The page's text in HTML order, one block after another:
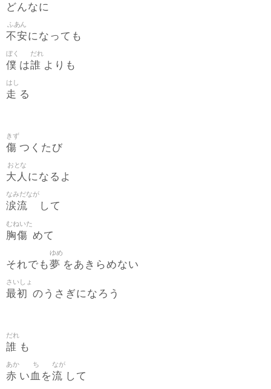
どんなに
不安
ふあん
になっても
僕
ぼく
は誰
だれ
よりも
走
はし
る
傷
きず
つくたび
大人
おとな
になるよ
涙流
なみだなが
して
胸傷
むねいた
めて
それでも夢
ゆめ
をあきらめない
最初
さいしょ
のうさぎになろう
誰
だれ
も
赤
あか
い 血
ち
を流
なが
して